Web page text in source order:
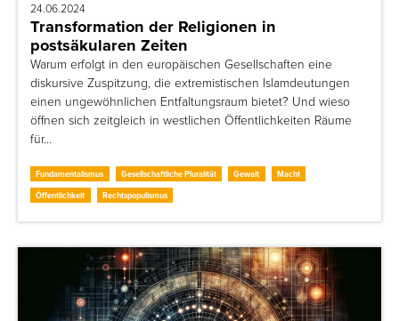
24.06.2024
Transformation der Religionen in
postsäkularen Zeiten
Warum erfolgt in den europäischen Gesellschaften eine
diskursive Zuspitzung, die extremistischen Islamdeutungen
einen ungewöhnlichen Entfaltungsraum bietet? Und wieso
öffnen sich zeitgleich in westlichen Öffentlichkeiten Räume
für…
Fundamentalismus Gesellschaftliche Pluralität Gewalt
Macht
Öffentlichkeit
Rechtspopulismus